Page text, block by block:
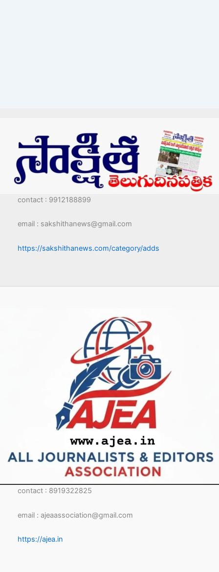
contact : 9912188899
email : sakshithanews@gmail.com
https://sakshithanews.com/category/adds
contact : 8919322825
email : ajeaassociation@gmail.com
https://ajea.in